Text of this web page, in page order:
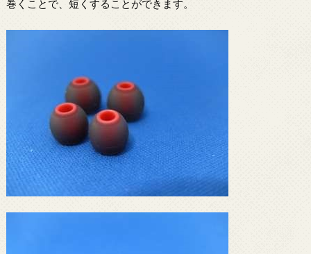
巻くことで、短くすることができます。